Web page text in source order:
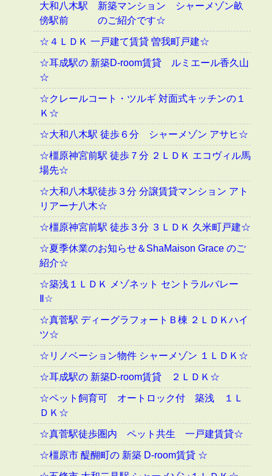
大和八木駅 新築マンション シャーメゾン畝
傍駅前 のご紹介です☆
☆４ＬＤＫ 一戸建て賃貸 曽我町戸建☆
☆耳成駅の 新築D-room賃貸 ルミエール香久山
☆
☆クレールコート・ツルギ 対面式キッチンの１
Ｋ☆
☆大和八木駅 徒歩６分 シャーメゾン アサヒ☆
☆橿原神宮前駅 徒歩７分 ２ＬＤＫ エコヴィル馬
場先☆
☆大和八木駅徒歩３分 分譲賃貸マンション アト
リアーナ八木☆
☆橿原神宮前駅 徒歩３分 ３ＬＤＫ 久米町戸建☆
☆夏季休業のお知らせ＆ShaMaison Grace のご
紹介☆
☆築浅１ＬＤＫ メゾネット セントラルバレー
Ⅱ☆
☆真菅駅 ディーグラフォートＢ棟 ２ＬＤＫハイ
ツ☆
☆リノベーション物件 シャーメゾン １ＬＤＫ☆
☆耳成駅の 新築D-room賃貸 ２ＬＤＫ☆
☆ペット飼育可 オートロック付 築浅 １Ｌ
ＤＫ☆
☆真菅駅徒歩圏内 ペット共生 一戸建賃貸☆
☆橿原市 醍醐町の 新築 D-room賃貸 ☆